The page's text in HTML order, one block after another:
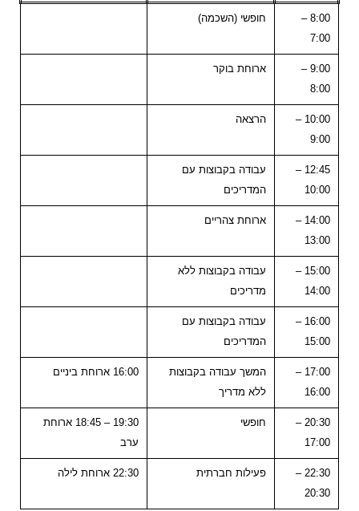
8:00 –
7:00
חופשי (השכמה)
9:00 –
8:00
ארוחת בוקר
10:00 –
9:00
הרצאה
12:45 –
10:00
עבודה בקבוצות עם
המדריכים
14:00 –
13:00
ארוחת צהריים
15:00 –
14:00
עבודה בקבוצות ללא
מדריכים
16:00 –
15:00
עבודה בקבוצות עם
המדריכים
17:00 –
16:00
המשך עבודה בקבוצות
ללא מדריך
16:00 ארוחת ביניים
20:30 –
17:00
חופשי
19:30 – 18:45 ארוחת
ערב
22:30 –
20:30
פעילות חברתית 22:30 ארוחת לילה